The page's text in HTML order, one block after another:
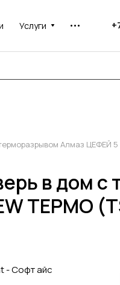
Услуги
Алмаз ЦЕФЕЙ 5
в дом
ТЕРМО
- Софт айс